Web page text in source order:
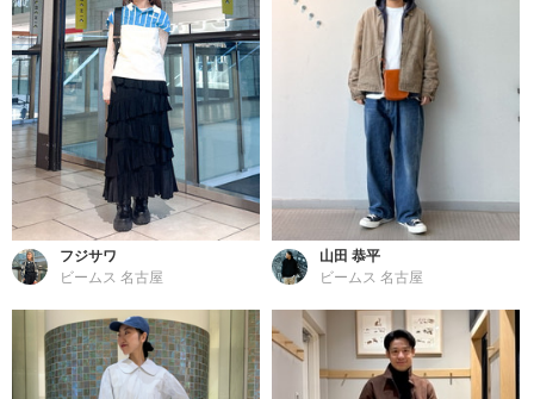
フジサワ
ビームス 名古屋
山田 恭平
ビームス 名古屋